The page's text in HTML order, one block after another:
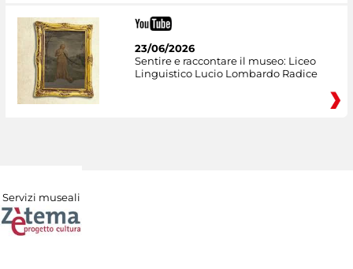
23/06/2026
Sentire e raccontare il museo: Liceo
Linguistico Lucio Lombardo Radice
Servizi museali